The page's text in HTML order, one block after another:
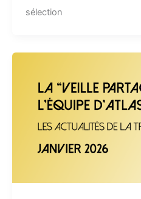
sélection